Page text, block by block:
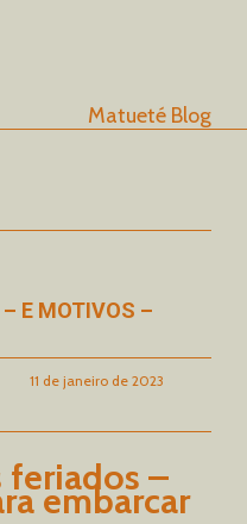
Matueté Blog
E MOTIVOS –
11 de janeiro de 2023
–
embarcar